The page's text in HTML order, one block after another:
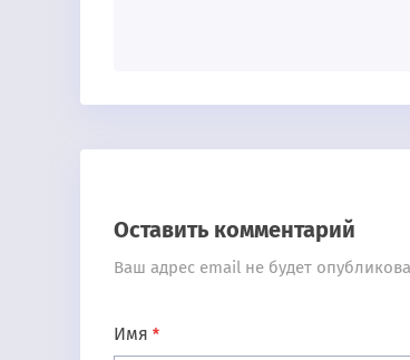
Оставить комментарий
Ваш адрес email не будет
Имя *